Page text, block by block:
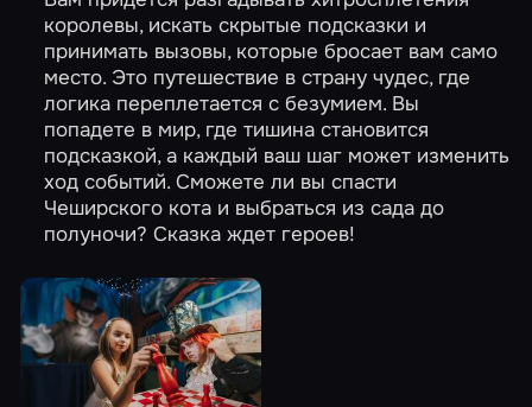
королевы, искать скрытые подсказки и
принимать вызовы, которые бросает вам само
место. Это путешествие в страну чудес, где
логика переплетается с безумием. Вы
попадете в мир, где тишина становится
подсказкой, а каждый ваш шаг может изменить
ход событий. Сможете ли вы спасти
Чеширского кота и выбраться из сада до
полуночи? Сказка ждет героев!